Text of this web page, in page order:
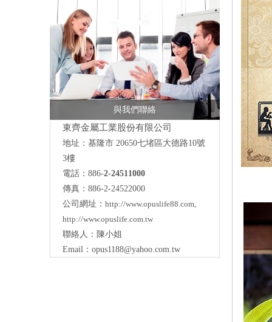
與我們聯絡
東齊金屬工業股份有限公司
地址： 基隆市 20650七堵區大德路10號
3樓
電話：886-2-24511000
傳真：886-2-24522000
公司網址： http://www.opuslife88.com,
http://www.opuslife.com.tw
聯絡人：陳小姐
Email： opus1188@yahoo.com.tw